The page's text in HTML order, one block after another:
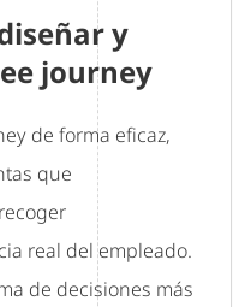
y
journey
de forma eficaz,
que
real del empleado.
de decisiones más